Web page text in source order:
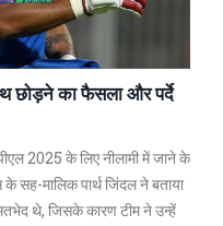
छोड़ने का फैसला और पर्दे
2025 के लिए नीलामी में जाने के
सह-मालिक पार्थ जिंदल ने बताया
थे, जिसके कारण टीम ने उन्हें